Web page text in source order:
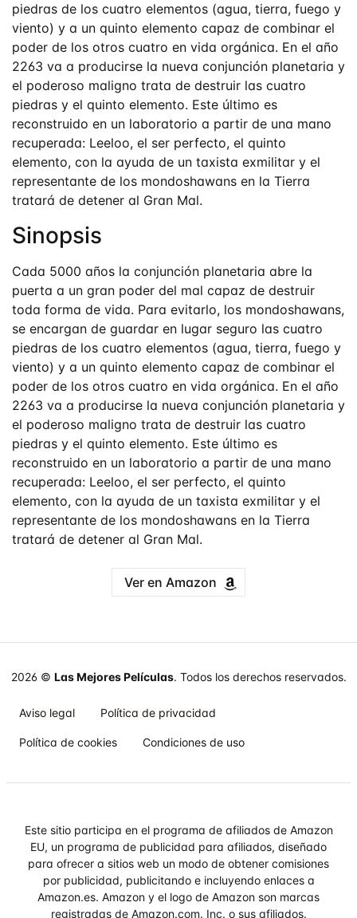
piedras de los cuatro elementos (agua, tierra, fuego y
viento) y a un quinto elemento capaz de combinar el
poder de los otros cuatro en vida orgánica. En el año
2263 va a producirse la nueva conjunción planetaria y
el poderoso maligno trata de destruir las cuatro
piedras y el quinto elemento. Este último es
reconstruido en un laboratorio a partir de una mano
recuperada: Leeloo, el ser perfecto, el quinto
elemento, con la ayuda de un taxista exmilitar y el
representante de los mondoshawans en la Tierra
tratará de detener al Gran Mal.
Sinopsis
Cada 5000 años la conjunción planetaria abre la
puerta a un gran poder del mal capaz de destruir
toda forma de vida. Para evitarlo, los mondoshawans,
se encargan de guardar en lugar seguro las cuatro
piedras de los cuatro elementos (agua, tierra, fuego y
viento) y a un quinto elemento capaz de combinar el
poder de los otros cuatro en vida orgánica. En el año
2263 va a producirse la nueva conjunción planetaria y
el poderoso maligno trata de destruir las cuatro
piedras y el quinto elemento. Este último es
reconstruido en un laboratorio a partir de una mano
recuperada: Leeloo, el ser perfecto, el quinto
elemento, con la ayuda de un taxista exmilitar y el
representante de los mondoshawans en la Tierra
tratará de detener al Gran Mal.
Ver en Amazon
2026 © Las Mejores Películas. Todos los derechos reservados.
Aviso legal Política de privacidad
Política de cookies Condiciones de uso
Este sitio participa en el programa de afiliados de Amazon
EU, un programa de publicidad para afiliados, diseñado
para ofrecer a sitios web un modo de obtener comisiones
por publicidad, publicitando e incluyendo enlaces a
Amazon.es. Amazon y el logo de Amazon son marcas
registradas de Amazon.com. Inc. o sus afiliados.